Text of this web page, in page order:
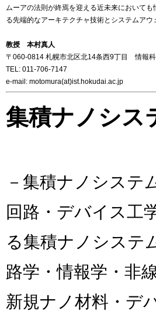
ムーアの法則が終焉を迎える近未来において
る先端的なアーキテクチャ技術とシステムア
教授 本村真人
〒060-0814 札幌市北区北14条西9丁目 情報
TEL: 011-706-7147
e-mail: motomura(at)ist.hokudai.ac.jp
集積ナノシス
－集積ナノシステ
回路・デバイス工
る集積ナノシステ
路学・情報学・非
新規ナノ材料・デ